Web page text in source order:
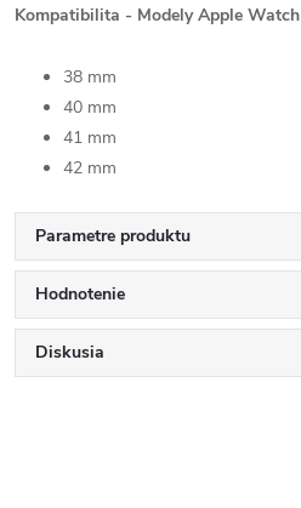
Kompatibilita - Modely Apple Watch
38 mm
40 mm
41 mm
42 mm
Parametre produktu
Hodnotenie
Diskusia